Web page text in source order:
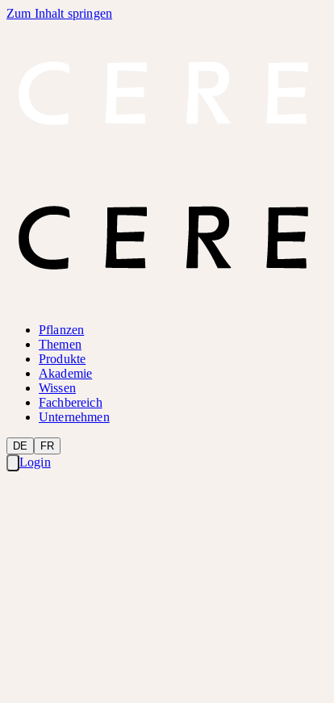
Zum Inhalt springen
Pflanzen
Themen
Produkte
Akademie
Wissen
Fachbereich
Unternehmen
DE FR
Login